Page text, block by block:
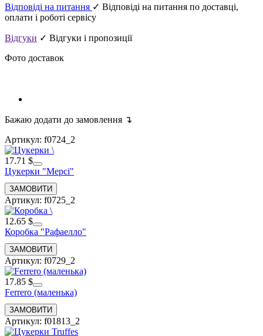
Відповіді на питання ✓ Відповіді на питання по доставці,
оплати і роботі сервісу
Відгуки ✓ Відгуки і пропозиції
Фото доставок
Бажаю додати до замовлення ↴
Артикул: f0724_2
17.71 $
Цукерки "Мерсі"
Артикул: f0725_2
12.65 $
Коробка "Рафаелло"
Артикул: f0729_2
17.85 $
Ferrero (маленька)
Артикул: f01813_2